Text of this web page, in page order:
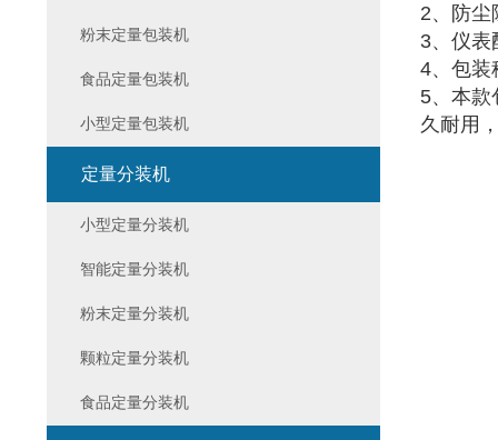
2、防尘
3、仪表
4、包装
5、本款
久耐用
粉末定量包装机
食品定量包装机
小型定量包装机
定量分装机
小型定量分装机
智能定量分装机
粉末定量分装机
颗粒定量分装机
食品定量分装机